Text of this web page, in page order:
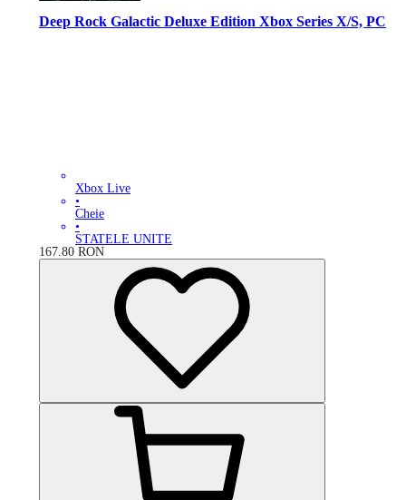
Deep Rock Galactic Deluxe Edition Xbox Series X/S, PC
Xbox Live
•
Cheie
•
STATELE UNITE
167.80 RON